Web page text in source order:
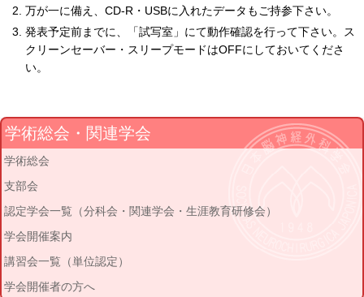
万が一に備え、CD-R・USBに入れたデータもご持参下さい。
発表予定前までに、「試写室」にて動作確認を行って下さい。ス
クリーンセーバー・スリープモードはOFFにしておいてくださ
い。
学術総会・関連学会
学術総会
支部会
認定学会一覧（分科会・関連学会・生涯教育研修会）
学会開催案内
講習会一覧（単位認定）
学会開催者の方へ